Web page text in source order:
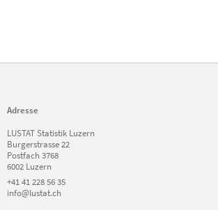
Adresse
LUSTAT Statistik Luzern
Burgerstrasse 22
Postfach 3768
6002 Luzern
+41 41 228 56 35
info@lustat.ch